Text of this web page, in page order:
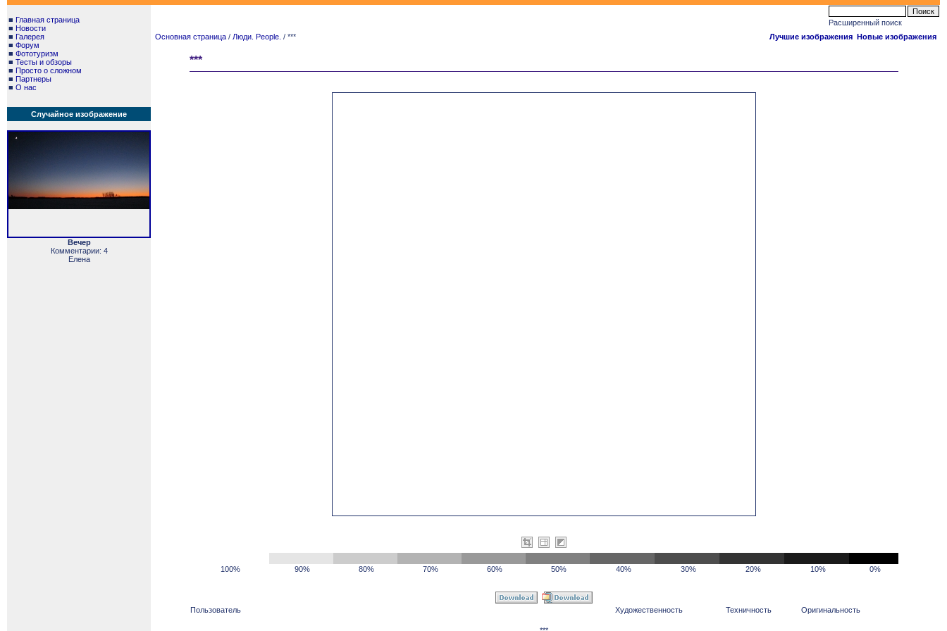
■ Главная страница
■ Новости
■ Галерея
■ Форум
■ Фототуризм
■ Тесты и обзоры
■ Просто о сложном
■ Партнеры
■ О нас
Случайное изображение
Вечер
Комментарии: 4
Елена
Расширенный поиск
Основная страница / Люди. People. / *** Лучшие изображения Новые изображения
***
100% 90% 80% 70% 60% 50% 40% 30% 20% 10% 0%
Пользователь Художественность Техничность Оригинальность